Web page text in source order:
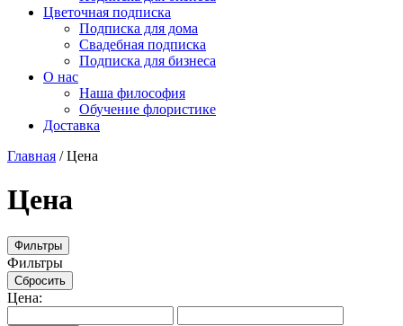
Цветочная подписка
Подписка для дома
Свадебная подписка
Подписка для бизнеса
О нас
Наша философия
Обучение флористике
Доставка
Главная /Цена
Цена
Фильтры
Фильтры
Сбросить
Цена: